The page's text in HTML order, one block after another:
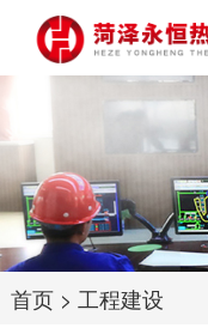
首页> 工程建设